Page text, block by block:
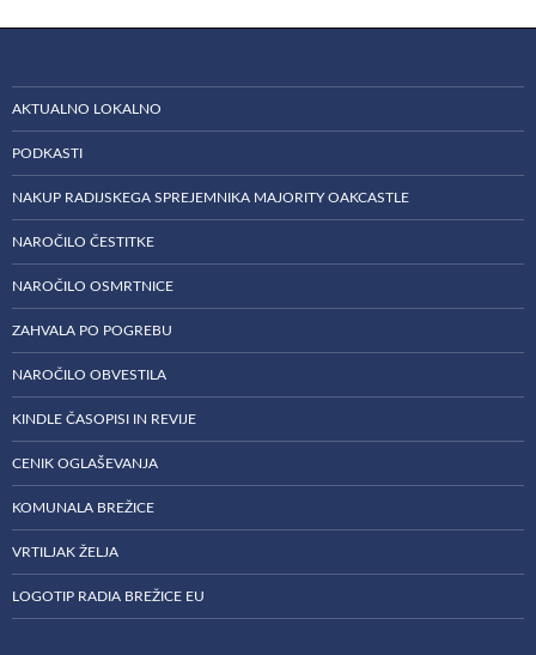
AKTUALNO LOKALNO
PODKASTI
NAKUP RADIJSKEGA SPREJEMNIKA MAJORITY OAKCASTLE
NAROČILO ČESTITKE
NAROČILO OSMRTNICE
ZAHVALA PO POGREBU
NAROČILO OBVESTILA
KINDLE ČASOPISI IN REVIJE
CENIK OGLAŠEVANJA
KOMUNALA BREŽICE
VRTILJAK ŽELJA
LOGOTIP RADIA BREŽICE EU